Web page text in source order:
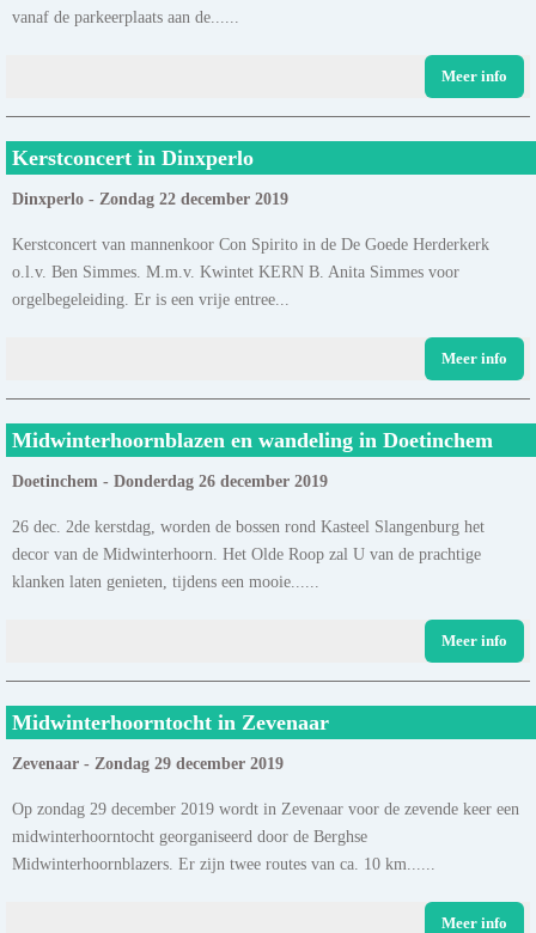
vanaf de parkeerplaats aan de......
Meer info
Kerstconcert in Dinxperlo
Dinxperlo - Zondag 22 december 2019
Kerstconcert van mannenkoor Con Spirito in de De Goede Herderkerk
o.l.v. Ben Simmes. M.m.v. Kwintet KERN B. Anita Simmes voor
orgelbegeleiding. Er is een vrije entree...
Meer info
Midwinterhoornblazen en wandeling in Doetinchem
Doetinchem - Donderdag 26 december 2019
26 dec. 2de kerstdag, worden de bossen rond Kasteel Slangenburg het
decor van de Midwinterhoorn. Het Olde Roop zal U van de prachtige
klanken laten genieten, tijdens een mooie......
Meer info
Midwinterhoorntocht in Zevenaar
Zevenaar - Zondag 29 december 2019
Op zondag 29 december 2019 wordt in Zevenaar voor de zevende keer een
midwinterhoorntocht georganiseerd door de Berghse
Midwinterhoornblazers. Er zijn twee routes van ca. 10 km......
Meer info